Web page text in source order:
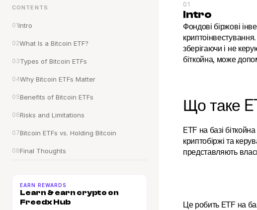
CONTENTS
01Intro
02What Is a Bitcoin ETF?
03Types of Bitcoin ETFs
04Why Bitcoin ETFs Matter
05Benefits of Bitcoin ETFs
06Risks and Limitations
07Bitcoin ETFs vs. Holding Bitcoin
08Final Thoughts
EARN REWARDS
Learn & earn crypto on
Freedx Hub
01
Intro
Фондові біржові
зберігаючи і не
біткойна, може
Що таке
ETF на базі
криптобіржі та
представляють
Це робить ETF на